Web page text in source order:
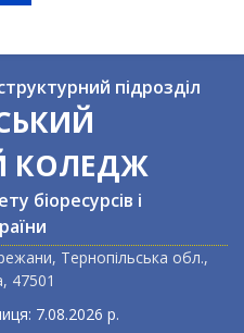
підрозділ
КОЛЕДЖ
біоресурсів і
Тернопільська обл.,
47501
7.08.2026 р.